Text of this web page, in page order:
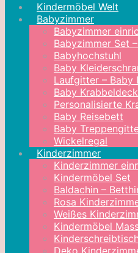
Kindermöbel Welt
Babyzimmer
Babyzimmer
Babyzimmer Set
Babyhochstuhl
Baby
Laufgitter – Baby
Baby
Personalisierte
Baby Reisebett
Baby
Wickelregal
Kinderzimmer
Kinderzimmer
Kindermöbel Set
Baldachin –
Rosa
Weißes
Kindermöbel
Deko